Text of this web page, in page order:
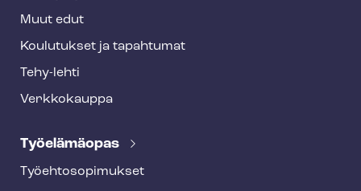
Muut edut
Koulutukset ja tapahtumat
Tehy-lehti
Verkkokauppa
Työelämäopas
Työ­eh­to­so­pi­muk­set